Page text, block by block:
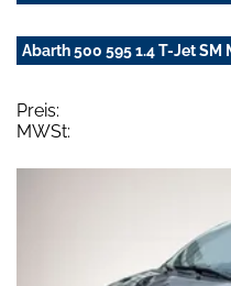
Abarth 500 595 1.4 T-Jet SM
Preis:
MWSt: